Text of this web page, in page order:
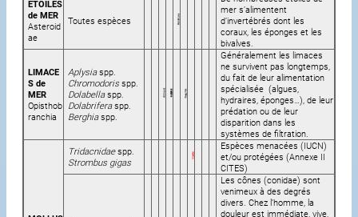
ÉTOILES
de MER
Asteroid
ae
Toutes espèces
mer s’alimentent
d’invertébrés dont les
coraux, les éponges et les
bivalves.
LIMACE
S de
MER
Opisthob
ranchia
Aplysiaspp.
Chromodorisspp.
Dolabellaspp.
Dolabriferaspp.
Berghiaspp.
Généralement les limaces
ne survivent pas longtemps,
du fait de leur alimentation
spécialisée (algues,
hydraires, éponges…), de leur
prédation ou de leur
disparition dans les
systèmes de filtration.
Tridacnidaespp.
Strombus gigas
Espèces menacées (IUCN)
et/ou protégées (Annexe II
CITES)
Les cônes (conidae) sont
venimeux à des degrés
divers. Chez l’homme, la
douleur est immédiate, vive,